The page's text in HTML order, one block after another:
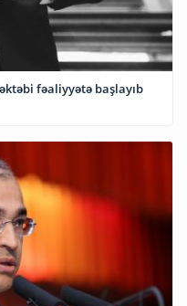
fəaliyyətə başlayıb